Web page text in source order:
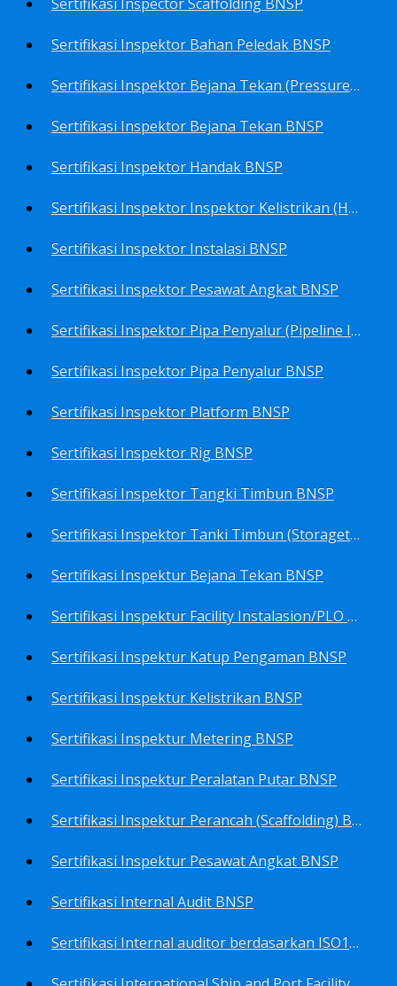
Sertifikasi Inspektor Bahan Peledak BNSP
Sertifikasi Inspektor Bejana Tekan (Pressure Vessel Inspector) BNSP
Sertifikasi Inspektor Bejana Tekan BNSP
Sertifikasi Inspektor Handak BNSP
Sertifikasi Inspektor Inspektor Kelistrikan (Harga Khusus) BNSP
Sertifikasi Inspektor Instalasi BNSP
Sertifikasi Inspektor Pesawat Angkat BNSP
Sertifikasi Inspektor Pipa Penyalur (Pipeline Inspector) BNSP
Sertifikasi Inspektor Pipa Penyalur BNSP
Sertifikasi Inspektor Platform BNSP
Sertifikasi Inspektor Rig BNSP
Sertifikasi Inspektor Tangki Timbun BNSP
Sertifikasi Inspektor Tanki Timbun (Storagetank Inspector) BNSP
Sertifikasi Inspektur Bejana Tekan BNSP
Sertifikasi Inspektur Facility Instalasion/PLO BNSP
Sertifikasi Inspektur Katup Pengaman BNSP
Sertifikasi Inspektur Kelistrikan BNSP
Sertifikasi Inspektur Metering BNSP
Sertifikasi Inspektur Peralatan Putar BNSP
Sertifikasi Inspektur Perancah (Scaffolding) BNSP
Sertifikasi Inspektur Pesawat Angkat BNSP
Sertifikasi Internal Audit BNSP
Sertifikasi Internal auditor berdasarkan ISO17025.2017 Pedoman Panduan Mutu&Prosedur Laboratorium BNSP